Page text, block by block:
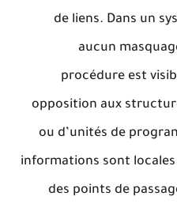
de liens. Dans un
aucun
procédure est
opposition aux
ou d’unités de
informations sont
des points de